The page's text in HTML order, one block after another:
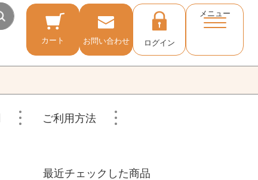
カート お問い合わせ ログイン
メニュー
ご利用方法
最近チェックした商品